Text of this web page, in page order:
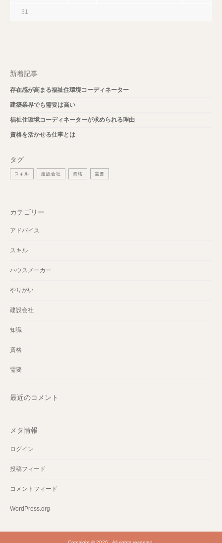
31
新着記事
存在感が高まる福祉住環境コーディネーター
建築業界でも需要は高い
福祉住環境コーディネーターが求められる理由
資格を活かせる仕事とは
タグ
スキル 建設会社 資格 需要
カテゴリー
アドバイス
スキル
ハウスメーカー
やりがい
建設会社
知識
資格
需要
最近のコメント
メタ情報
ログイン
投稿フィード
コメントフィード
WordPress.org